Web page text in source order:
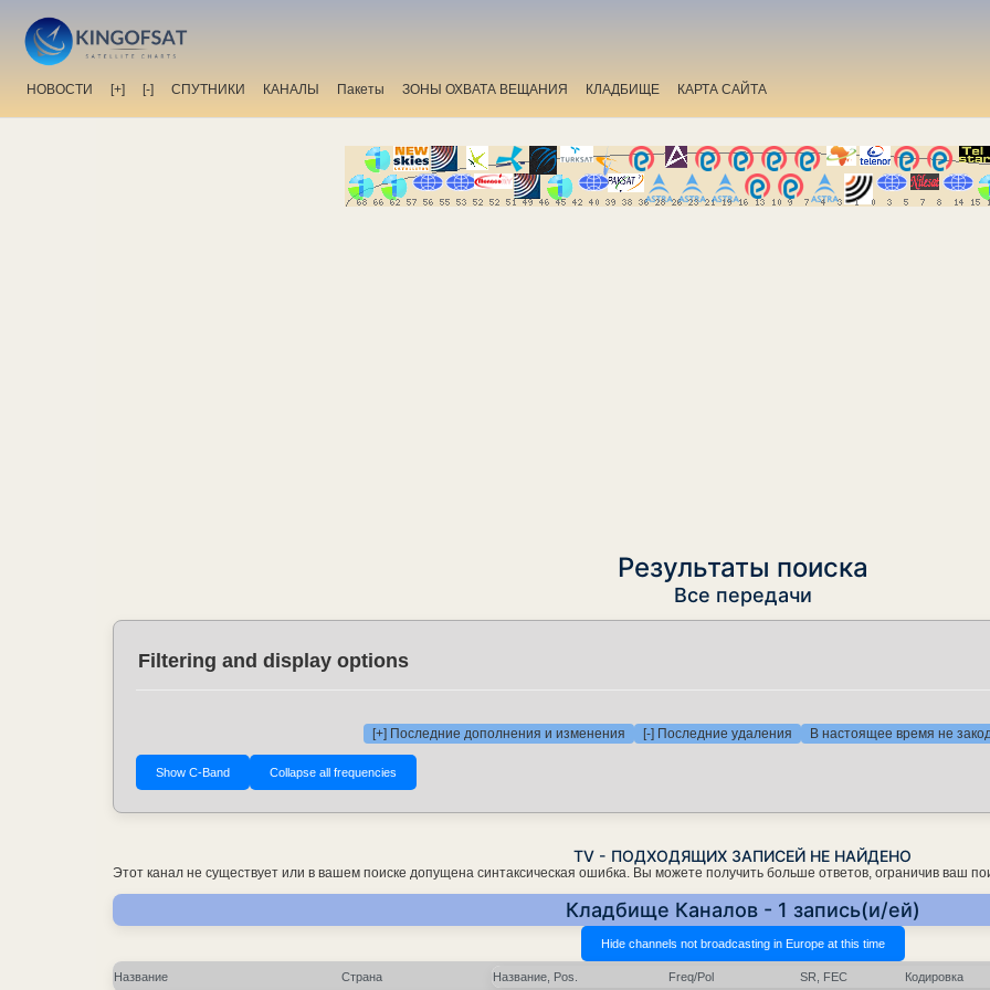
НОВОСТИ [+] [-] СПУТНИКИ КАНАЛЫ Пакеты ЗОНЫ ОХВАТА ВЕЩАНИЯ КЛАДБИЩЕ КАРТА САЙТА
Результаты поиска
Все передачи
Filtering and display options
[+] Последние дополнения и изменения [-] Последние удаления В настоящее время не
TV - ПОДХОДЯЩИХ ЗАПИСЕЙ НЕ НАЙДЕНО
Этот канал не существует или в вашем поиске допущена синтаксическая ошибка. Вы можете получить больше ответов, ограничив ваш
Кладбище Каналов - 1 запись(и/ей)
Название Страна Название, Pos. Freq/Pol SR, FEC Кодировка